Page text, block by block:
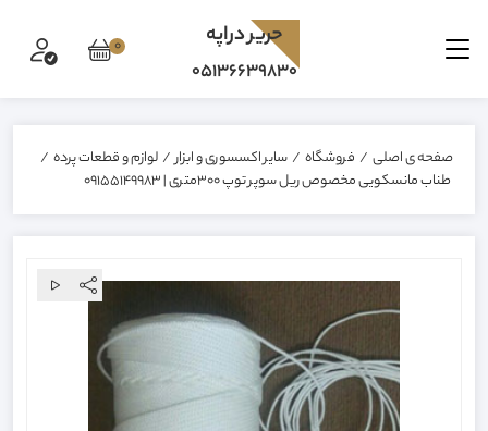
0 حرير دراپه
05136639830
صفحه ی اصلی / فروشگاه / سایر اکسسوری و ابزار/ لوازم و قطعات پرده /
طناب مانسکویی مخصوص ریل سوپر توپ ۳۰۰متری | 09155149983